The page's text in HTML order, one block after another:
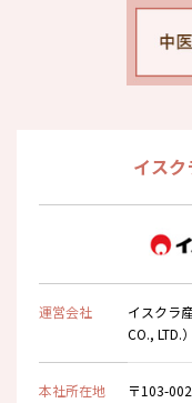
イス
運営会社
イスクラ
CO., LTD.）
本社所在地 〒103-